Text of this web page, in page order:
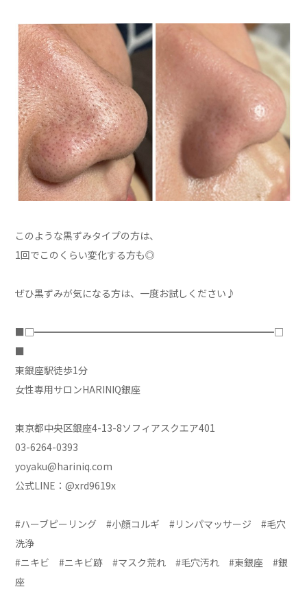
このような黒ずみタイプの方は、
1回でこのくらい変化する方も◎
ぜひ黒ずみが気になる方は、一度お試しください♪
■□━━━━━━━━━━━━━━━━━━━━━━━━━□
■
東銀座駅徒歩1分
女性専用サロンHARINIQ銀座
東京都中央区銀座4-13-8ソフィアスクエア401
03-6264-0393
yoyaku@hariniq.com
公式LINE：@xrd9619x
#ハーブピーリング #小顔コルギ #リンパマッサージ #毛穴
洗浄
#ニキビ #ニキビ跡 #マスク荒れ #毛穴汚れ #東銀座 #銀
座